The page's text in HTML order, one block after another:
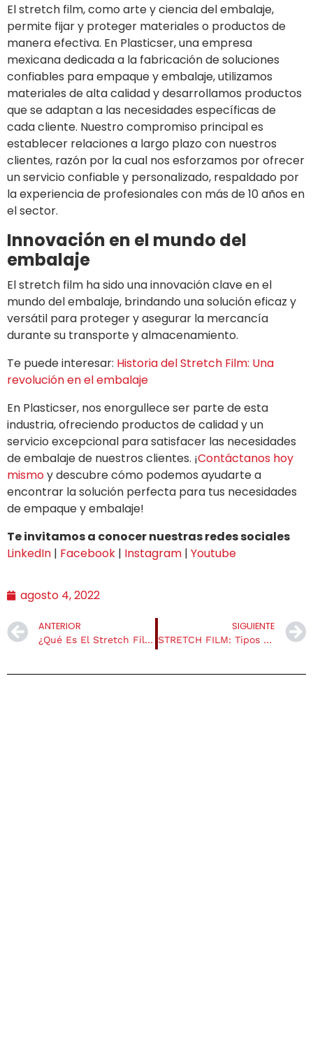
El stretch film, como arte y ciencia del embalaje,
permite fijar y proteger materiales o productos de
manera efectiva. En Plasticser, una empresa
mexicana dedicada a la fabricación de soluciones
confiables para empaque y embalaje, utilizamos
materiales de alta calidad y desarrollamos productos
que se adaptan a las necesidades específicas de
cada cliente. Nuestro compromiso principal es
establecer relaciones a largo plazo con nuestros
clientes, razón por la cual nos esforzamos por ofrecer
un servicio confiable y personalizado, respaldado por
la experiencia de profesionales con más de 10 años en
el sector.
Innovación en el mundo del
embalaje
El stretch film ha sido una innovación clave en el
mundo del embalaje, brindando una solución eficaz y
versátil para proteger y asegurar la mercancía
durante su transporte y almacenamiento.
Te puede interesar: Historia del Stretch Film: Una
revolución en el embalaje
En Plasticser, nos enorgullece ser parte de esta
industria, ofreciendo productos de calidad y un
servicio excepcional para satisfacer las necesidades
de embalaje de nuestros clientes. ¡Contáctanos hoy
mismoy descubre cómo podemos ayudarte a
encontrar la solución perfecta para tus necesidades
de empaque y embalaje!
Te invitamos a conocer nuestras redes sociales
LinkedIn | Facebook | Instagram | Youtube
agosto 4, 2022
ANTERIOR
¿Qué Es El Stretch Film?
SIGUIENTE
STRETCH FILM: Tipos De Película